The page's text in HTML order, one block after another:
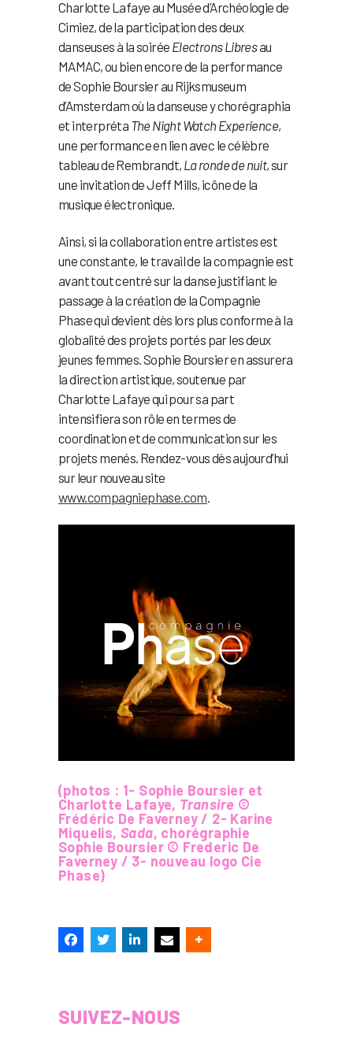
Charlotte Lafaye au Musée d’Archéologie de
Cimiez, de la participation des deux
danseuses à la soirée Electrons Libresau
MAMAC, ou bien encore de la performance
de Sophie Boursier au Rijksmuseum
d’Amsterdam où la danseuse y chorégraphia
et interpréta The Night Watch Experience,
une performance en lien avec le célèbre
tableau de Rembrandt, La ronde de nuit, sur
une invitation de Jeff Mills, icône de la
musique électronique.
Ainsi, si la collaboration entre artistes est
une constante, le travail de la compagnie est
avant tout centré sur la danse justifiant le
passage à la création de la Compagnie
Phase qui devient dès lors plus conforme à la
globalité des projets portés par les deux
jeunes femmes. Sophie Boursier en assurera
la direction artistique, soutenue par
Charlotte Lafaye qui pour sa part
intensifiera son rôle en termes de
coordination et de communication sur les
projets menés. Rendez-vous dès aujourd’hui
sur leur nouveau site
www.compagniephase.com.
(photos : 1- Sophie Boursier et
Charlotte Lafaye, Transire ©
Frédéric De Faverney / 2- Karine
Miquelis,Sada, chorégraphie
Sophie Boursier © Frederic De
Faverney / 3- nouveau logo Cie
Phase)
SUIVEZ-NOUS